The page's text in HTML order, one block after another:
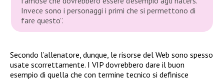
Invece sono i personaggi i primi che si permettono di
fare questo”.
Secondo l’allenatore, dunque, le risorse del Web sono spesso
usate scorrettamente. I VIP dovrebbero dare il buon
esempio di quella che con termine tecnico si definisce